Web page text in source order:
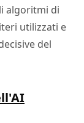
algoritmi di
utilizzati e
del